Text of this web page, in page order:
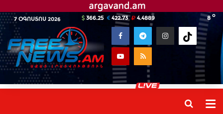
7 ՕԳՈՍՏՈՍ 2026 8 o
366.25 422.73 4.4889